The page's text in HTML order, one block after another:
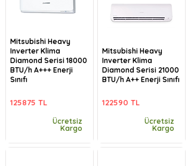
Mitsubishi Heavy
Inverter Klima
Diamond Serisi 18000
BTU/h A+++ Enerji
Sınıfı
125875 TL
Ücretsiz
Kargo
Mitsubishi Heavy
Inverter Klima
Diamond Serisi 21000
BTU/h A++ Enerji Sınıfı
122590 TL
Ücretsiz
Kargo